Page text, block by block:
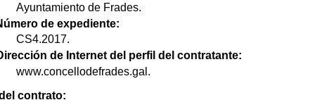
Ayuntamiento de Frades.
de expediente:
CS4.2017.
de Internet del perfil del contratante:
www.concellodefrades.gal.
contrato: